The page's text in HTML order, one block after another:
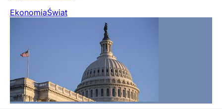
EkonomiaŚwiat